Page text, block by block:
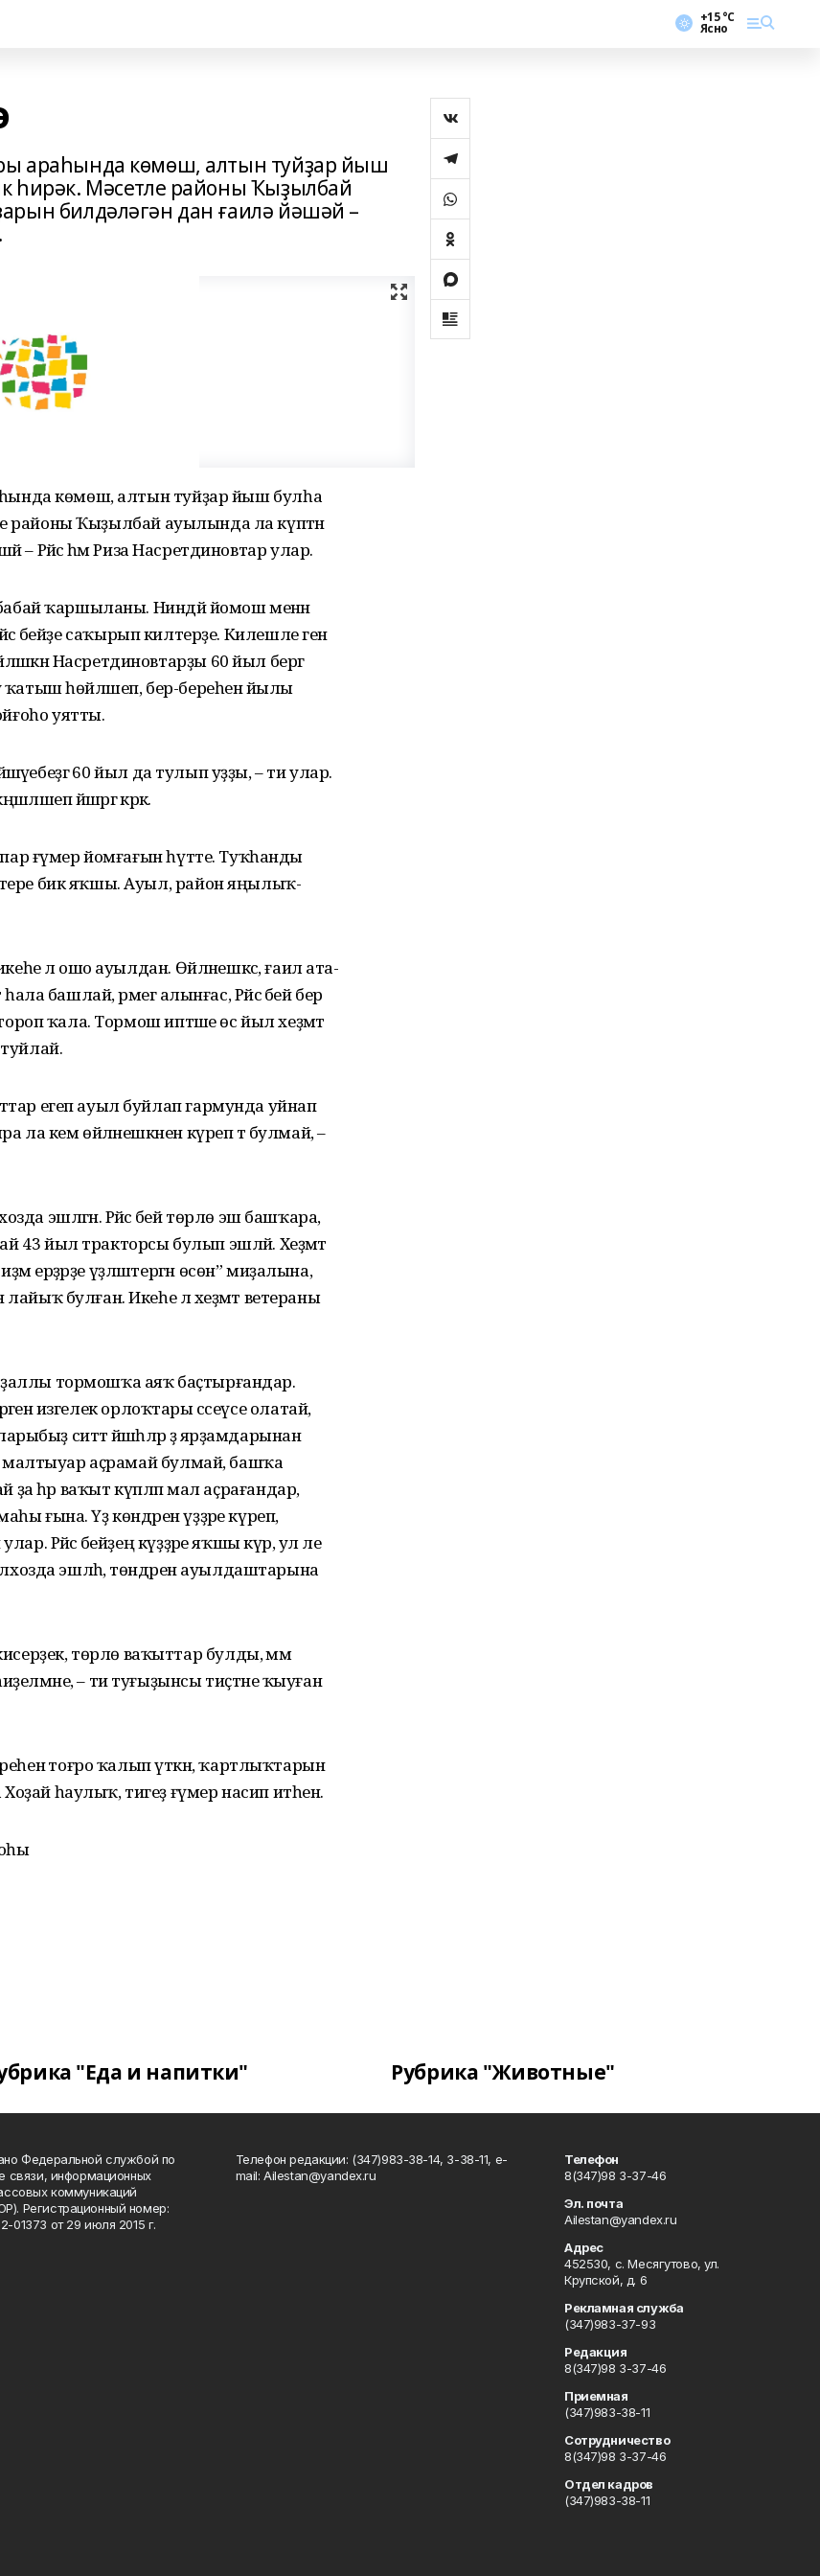
+15 °С
Ясно
араһында көмөш, алтын туйҙар йыш
һирәк. Мәсетле районы Ҡыҙылбай
билдәләгән дан ғаилә йәшәй –
көмөш, алтын туйҙар йыш булһа
районы Ҡыҙылбай ауылында ла күптән
– Рәйсә һәм Риза Насретдиновтар улар.
бабай ҡаршыланы. Ниндәй йомош менән
әбейҙе саҡырып килтерҙе. Килешле генә
Насретдиновтарҙы 60 йыл бергә
һөйләшеп, бер-береһенә йылы
уятты.
60 йыл да тулып уҙҙы, – ти улар.
йәшәргә кәрәк.
пар ғүмер йомғағын һүтте. Туҡһанды
бик яҡшы. Ауыл, район яңылыҡ-
лә ошо ауылдан. Өйләнешкәс, ғаилә ата-
һала башлай, әрмегә алынғас, Рәйсә әбей бер
тороп ҡала. Тормош иптәше өс йыл хеҙмәт
егеп ауыл буйлап гармунда уйнап
ла кем өйләнешкәнен күреп тә булмай, –
эшләгән. Рәйсә әбей төрлө эш башҡара,
43 йыл тракторсы булып эшләй. Хеҙмәт
ерҙәрҙе үҙләштергән өсөн” миҙалына,
булған. Икеһе лә хеҙмәт ветераны
тормошҡа аяҡ баҫтырғандар.
изгелек орлоҡтары сәсеүсе олатай,
ситтә йәшәһәләр ҙә ярҙамдарынан
малтыуар аҫрамай булмай, башҡа
ҙа һәр ваҡыт күпләп мал аҫрағандар,
ғына. Үҙ көндәрен үҙҙәре күреп,
Рәйсә әбейҙең күҙҙәре яҡшы күрә, ул әле
эшләһә, төндәрен ауылдаштарына
төрлө ваҡыттар булды, әммә
– ти туғыҙынсы тиҫтәне ҡыуған
тоғро ҡалып үткән, ҡартлыҡтарын
һаулыҡ, тигеҙ ғүмер насип итһен.
"Еда и напитки" Рубрика "Животные"
Федеральной службой по
связи, информационных
коммуникаций
Регистрационный номер:
от 29 июля 2015 г.
Телефон редакции: (347)983-38-14, 3-38-11, e-
mail: Ailestan@yandex.ru
Телефон
8(347)98 3-37-46
Эл. почта
Ailestan@yandex.ru
Адрес
452530, с. Месягутово, ул.
Крупской, д. 6
Рекламная служба
(347)983-37-93
Редакция
8(347)98 3-37-46
Приемная
(347)983-38-11
Сотрудничество
8(347)98 3-37-46
Отдел кадров
(347)983-38-11